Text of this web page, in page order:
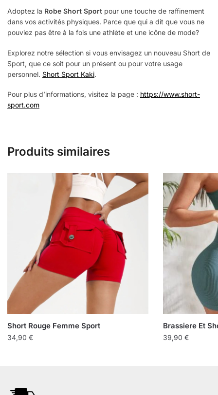
Adoptez la Robe Short Sport pour une touche de raffinement
dans vos activités physiques. Parce que qui a dit que vous ne
pouviez pas être à la fois une athlète et une icône de mode?
Explorez notre sélection si vous envisagez un nouveau Short de
Sport, que ce soit pour un présent ou pour votre usage
personnel. Short Sport Kaki.
Pour plus d’informations, visitez la page : https://www.short-
sport.com
Produits similaires
Short Rouge Femme Sport
34,90 €
Brassiere Et
39,90 €